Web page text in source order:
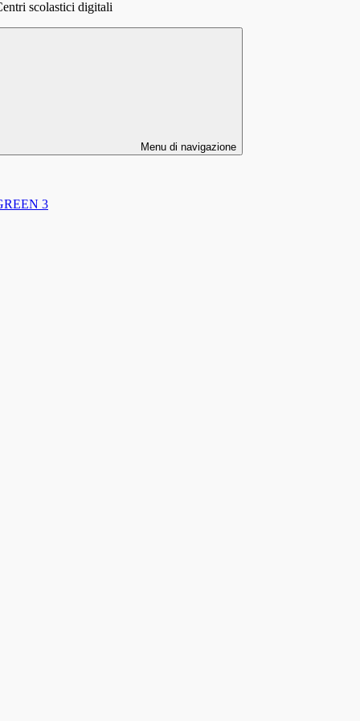
scolastici digitali
Menu di navigazione
3